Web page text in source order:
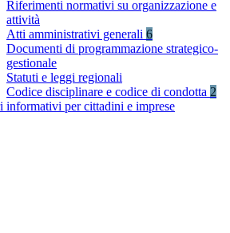
Riferimenti normativi su organizzazione e
attività
Atti amministrativi generali 6
Documenti di programmazione strategico-
gestionale
Statuti e leggi regionali
Codice disciplinare e codice di condotta 2
informativi per cittadini e imprese